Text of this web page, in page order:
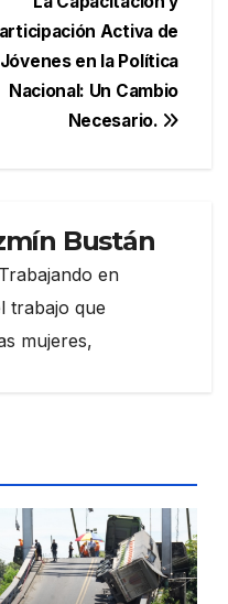
Activa de
Jóvenes en la Política
Nacional: Un Cambio
Necesario.
Bustán
en
trabajo que
mujeres,